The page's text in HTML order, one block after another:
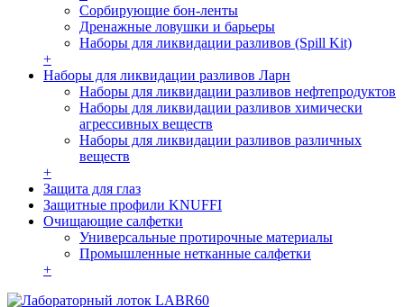
Сорбирующие бон-ленты
Дренажные ловушки и барьеры
Наборы для ликвидации разливов (Spill Kit)
+
Наборы для ликвидации разливов Ларн
Наборы для ликвидации разливов нефтепродуктов
Наборы для ликвидации разливов химически
агрессивных веществ
Наборы для ликвидации разливов различных
веществ
+
Защита для глаз
Защитные профили KNUFFI
Очищающие салфетки
Универсальные протирочные материалы
Промышленные нетканные салфетки
+